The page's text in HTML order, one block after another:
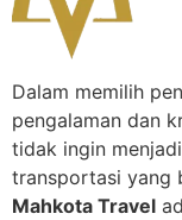
Dalam memilih
pengalaman dan
tidak ingin
transportasi yang
Mahkota Travel